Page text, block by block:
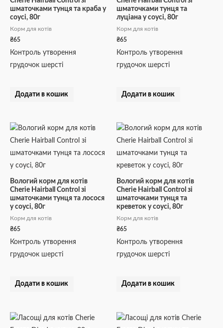
шматочками тунця та краба у
соусі, 80г
Корм для котів
₴65
Контроль утворення
грудочок шерсті
Додати в кошик
шматочками тунця та
луціана у соусі, 80г
Корм для котів
₴65
Контроль утворення
грудочок шерсті
Додати в кошик
Вологий корм для котів
Cherie Hairball Control зі
шматочками тунця та лосося
у соусі, 80г
Корм для котів
₴65
Контроль утворення
грудочок шерсті
Додати в кошик
Вологий корм для котів
Cherie Hairball Control зі
шматочками тунця та
креветок у соусі, 80г
Корм для котів
₴65
Контроль утворення
грудочок шерсті
Додати в кошик